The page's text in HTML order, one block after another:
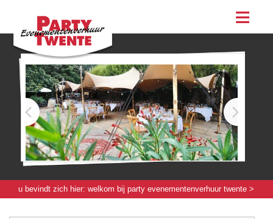
assortiment
evenementen
feesten
bestellen
contact
u bevindt zich hier: welkom bij party evenementenverhuur twente >